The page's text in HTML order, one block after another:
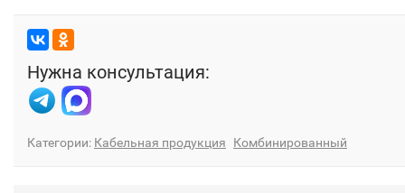
Нужна консультация:
Категории: Кабельная продукция Комбинированный